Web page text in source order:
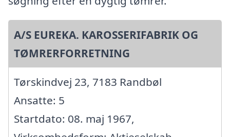
A/S EUREKA. KAROSSERIFABRIK OG
TØMRERFORRETNING
Tørskindvej 23, 7183 Randbøl
Ansatte: 5
Startdato: 08. maj 1967,